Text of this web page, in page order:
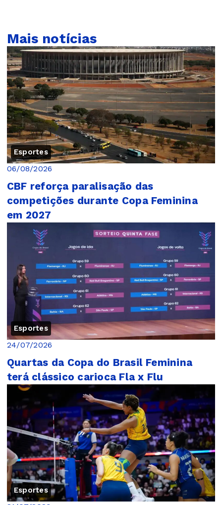
Mais notícias
Esportes
06/08/2026
CBF reforça paralisação das
competições durante Copa Feminina
em 2027
Esportes
24/07/2026
Quartas da Copa do Brasil Feminina
terá clássico carioca Fla x Flu
Esportes